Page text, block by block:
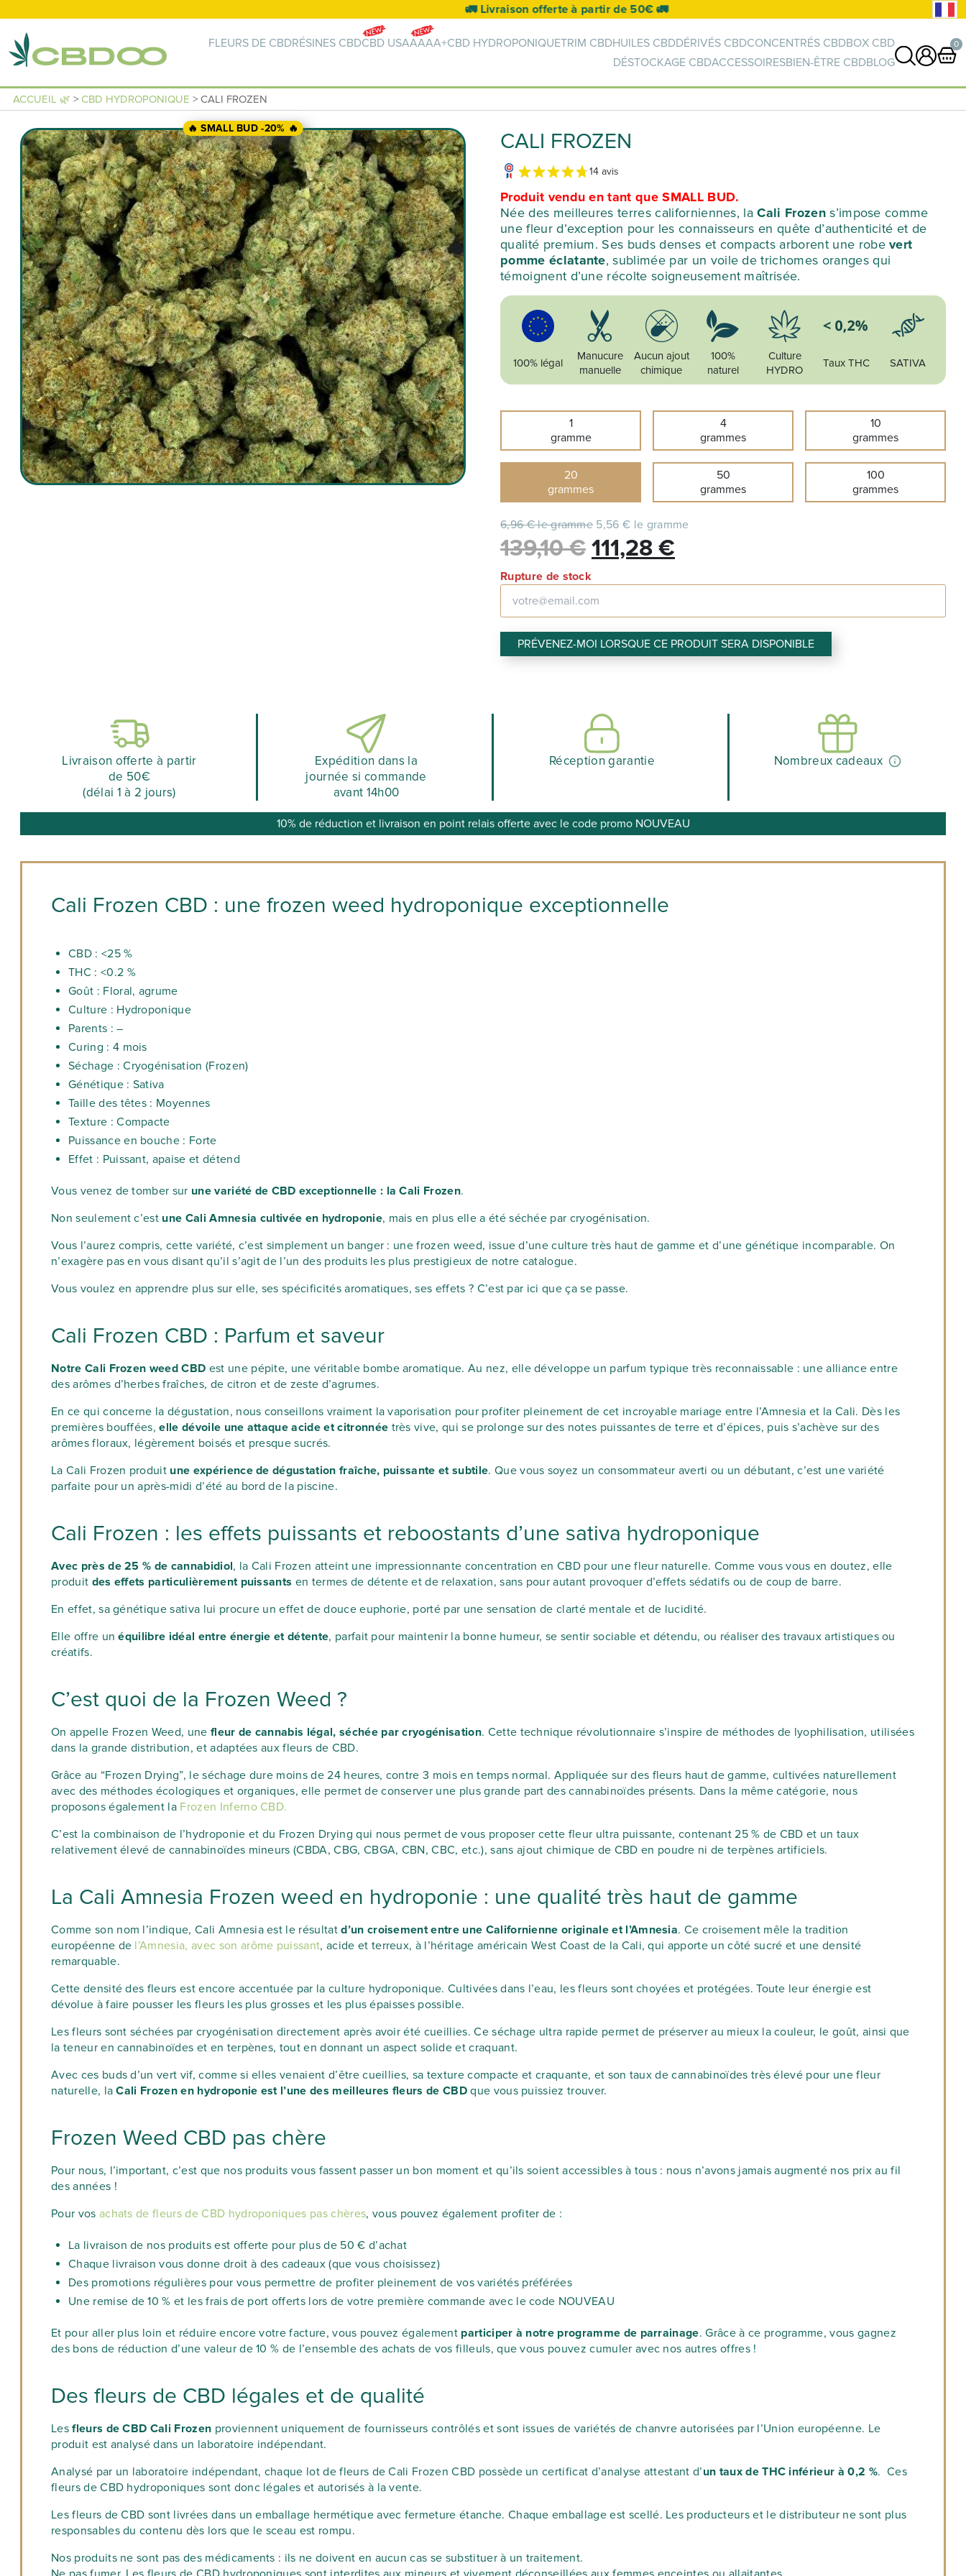
🚛 Livraison offerte à partir de 50€ 🚛
FLEURS DE CBDRÉSINES CBDCBD USAAAAA+CBD HYDROPONIQUETRIM CBDHUILES CBDDÉRIVÉS CBDCONCENTRÉS CBDBOX CBD
DÉSTOCKAGE CBDACCESSOIRESBIEN-ÊTRE CBDBLOG
0
ACCUEIL 🌿 > CBD HYDROPONIQUE > CALI FROZEN
🔥 SMALL BUD -20% 🔥 CALI FROZEN
14 avis
Produit vendu en tant que SMALL BUD.
Née des meilleures terres californiennes, laCali Frozens’impose comme
une fleur d’exception pour les connaisseurs en quête d’authenticité et de
qualité premium. Ses buds denses et compacts arborent une robevert
pomme éclatante, sublimée par un voile de trichomes oranges qui
témoignent d’une récolte soigneusement maîtrisée.
100% légal
Manucure
manuelle
Aucun ajout
chimique
100%
naturel
Culture
HYDRO
Taux THC SATIVA
1
gramme
4
grammes
10
grammes
20
grammes
50
grammes
100
grammes
6,96 € le gramme 5,56 € le gramme
139,10€ Le
prix
initial
était :
139,10 €.
111,28 €
est :
111,28 €.
Rupture de stock
PRÉVENEZ-MOI LORSQUE CE PRODUIT SERA DISPONIBLE
Livraison offerte à partir
de 50€
(délai 1 à 2 jours)
Expédition dans la
journée si commande
avant 14h00
Réception garantie Nombreux cadeaux
10% de réduction et livraison en point relais offerte avec le code promo NOUVEAU
Cali Frozen CBD : une frozen weed hydroponique exceptionnelle
CBD : <25 %
THC : <0.2 %
Goût : Floral, agrume
Culture : Hydroponique
Parents : –
Curing : 4 mois
Séchage : Cryogénisation (Frozen)
Génétique : Sativa
Taille des têtes : Moyennes
Texture : Compacte
Puissance en bouche : Forte
Effet : Puissant, apaise et détend
Vous venez de tomber sur une variété de CBD exceptionnelle : la Cali Frozen.
Non seulement c’est une Cali Amnesia cultivée en hydroponie, mais en plus elle a été séchée par cryogénisation.
Vous l’aurez compris, cette variété, c’est simplement un banger : une frozen weed, issue d’une culture très haut de gamme et d’une génétique incomparable. On
n’exagère pas en vous disant qu’il s’agit de l’un des produits les plus prestigieux de notre catalogue.
Vous voulez en apprendre plus sur elle, ses spécificités aromatiques, ses effets ? C’est par ici que ça se passe.
Cali Frozen CBD : Parfum et saveur
Notre Cali Frozen weed CBD est une pépite, une véritable bombe aromatique. Au nez, elle développe un parfum typique très reconnaissable : une alliance entre
des arômes d’herbes fraîches, de citron et de zeste d’agrumes.
En ce qui concerne la dégustation, nous conseillons vraiment la vaporisation pour profiter pleinement de cet incroyable mariage entre l’Amnesia et la Cali. Dès les
premières bouffées, elle dévoile une attaque acide et citronnée très vive, qui se prolonge sur des notes puissantes de terre et d’épices, puis s’achève sur des
arômes floraux, légèrement boisés et presque sucrés.
La Cali Frozen produit une expérience de dégustation fraîche, puissante et subtile. Que vous soyez un consommateur averti ou un débutant, c’est une variété
parfaite pour un après-midi d’été au bord de la piscine.
Cali Frozen : les effets puissants et reboostants d’une sativa hydroponique
Avec près de 25 % de cannabidiol, la Cali Frozen atteint une impressionnante concentration en CBD pour une fleur naturelle. Comme vous vous en doutez, elle
produit des effets particulièrement puissants en termes de détente et de relaxation, sans pour autant provoquer d’effets sédatifs ou de coup de barre.
En effet, sa génétique sativa lui procure un effet de douce euphorie, porté par une sensation de clarté mentale et de lucidité.
Elle offre unéquilibre idéal entre énergie et détente, parfait pour maintenir la bonne humeur, se sentir sociable et détendu, ou réaliser des travaux artistiques ou
créatifs.
C’est quoi de la Frozen Weed ?
On appelle Frozen Weed, une fleur de cannabis légal, séchée par cryogénisation. Cette technique révolutionnaire s’inspire de méthodes de lyophilisation, utilisées
dans la grande distribution, et adaptées aux fleurs de CBD.
Grâce au “Frozen Drying”, le séchage dure moins de 24 heures, contre 3 mois en temps normal. Appliquée sur des fleurs haut de gamme, cultivées naturellement
avec des méthodes écologiques et organiques, elle permet de conserver une plus grande part des cannabinoïdes présents. Dans la même catégorie, nous
proposons également la Frozen Inferno CBD.
C’est la combinaison de l’hydroponie et du Frozen Drying qui nous permet de vous proposer cette fleur ultra puissante, contenant 25 % de CBD et un taux
relativement élevé de cannabinoïdes mineurs (CBDA, CBG, CBGA, CBN, CBC, etc.), sans ajout chimique de CBD en poudre ni de terpènes artificiels.
La Cali Amnesia Frozen weed en hydroponie : une qualité très haut de gamme
Comme son nom l’indique, Cali Amnesia est le résultatd’un croisement entre une Californienne originale et l’Amnesia. Ce croisement mêle la tradition
européenne de l’Amnesia, avec son arôme puissant, acide et terreux, à l’héritage américain West Coast de la Cali, qui apporte un côté sucré et une densité
remarquable.
Cette densité des fleurs est encore accentuée par la culture hydroponique. Cultivées dans l’eau, les fleurs sont choyées et protégées. Toute leur énergie est
dévolue à faire pousser les fleurs les plus grosses et les plus épaisses possible.
Les fleurs sont séchées par cryogénisation directement après avoir été cueillies. Ce séchage ultra rapide permet de préserver au mieux la couleur, le goût, ainsi que
la teneur en cannabinoïdes et en terpènes, tout en donnant un aspect solide et craquant.
Avec ces buds d’un vert vif, comme si elles venaient d’être cueillies, sa texture compacte et craquante, et son taux de cannabinoïdes très élevé pour une fleur
naturelle, laCali Frozen en hydroponie est l’une des meilleures fleurs de CBDque vous puissiez trouver.
Frozen Weed CBD pas chère
Pour nous, l’important, c’est que nos produits vous fassent passer un bon moment et qu’ils soient accessibles à tous : nous n’avons jamais augmenté nos prix au fil
des années !
Pour vos achats de fleurs de CBD hydroponiques pas chères, vous pouvez également profiter de :
La livraison de nos produits est offerte pour plus de 50 € d’achat
Chaque livraison vous donne droit à des cadeaux (que vous choisissez)
Des promotions régulières pour vous permettre de profiter pleinement de vos variétés préférées
Une remise de 10 % et les frais de port offerts lors de votre première commande avec le code NOUVEAU
Et pour aller plus loin et réduire encore votre facture, vous pouvez également participer à notre programme de parrainage. Grâce à ce programme, vous gagnez
des bons de réduction d’une valeur de 10 % de l’ensemble des achats de vos filleuls, que vous pouvez cumuler avec nos autres offres !
Des fleurs de CBD légales et de qualité
Lesfleurs de CBD Cali Frozen proviennent uniquement de fournisseurs contrôlés et sont issues de variétés de chanvre autorisées par l’Union européenne. Le
produit est analysé dans un laboratoire indépendant.
Analysé par un laboratoire indépendant, chaque lot de fleurs de Cali Frozen CBD possède un certificat d’analyse attestant d’un taux de THC inférieur à 0,2 %. Ces
fleurs de CBD hydroponiques sont donc légales et autorisés à la vente.
Les fleurs de CBD sont livrées dans un emballage hermétique avec fermeture étanche. Chaque emballage est scellé. Les producteurs et le distributeur ne sont plus
responsables du contenu dès lors que le sceau est rompu.
Nos produits ne sont pas des médicaments : ils ne doivent en aucun cas se substituer à un traitement.